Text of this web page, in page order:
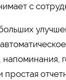
с
напоминания,